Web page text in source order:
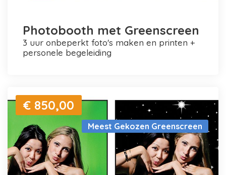
Photobooth met Greenscreen
3 uur onbeperkt foto's maken en printen +
personele begeleiding
Meest Gekozen Greenscreen
€ 850,00